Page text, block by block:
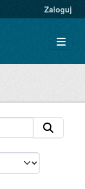
Zaloguj